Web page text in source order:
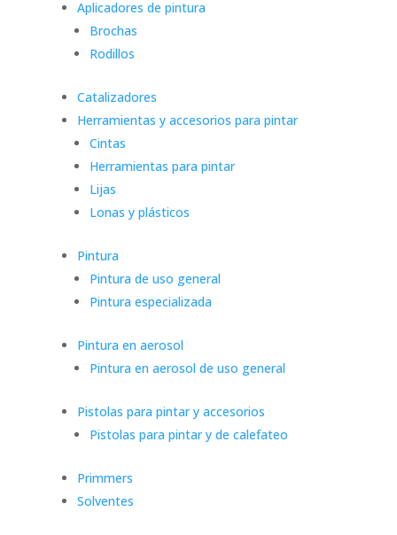
Aplicadores de pintura
Brochas
Rodillos
Catalizadores
Herramientas y accesorios para pintar
Cintas
Herramientas para pintar
Lijas
Lonas y plásticos
Pintura
Pintura de uso general
Pintura especializada
Pintura en aerosol
Pintura en aerosol de uso general
Pistolas para pintar y accesorios
Pistolas para pintar y de calefateo
Primmers
Solventes